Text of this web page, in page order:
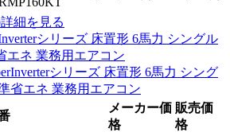
細を見る
シリーズ 床置形 6馬力 シングル
エネ 業務用エアコン
メーカー価
格
販売価
格